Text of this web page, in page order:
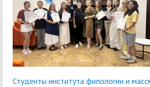
Студенты института филологии и